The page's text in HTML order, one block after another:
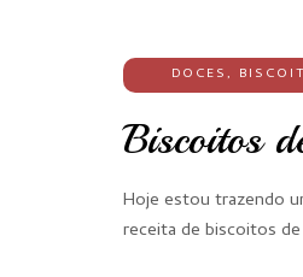
DOCES,
Biscoitos
Hoje estou trazendo
receita de biscoitos